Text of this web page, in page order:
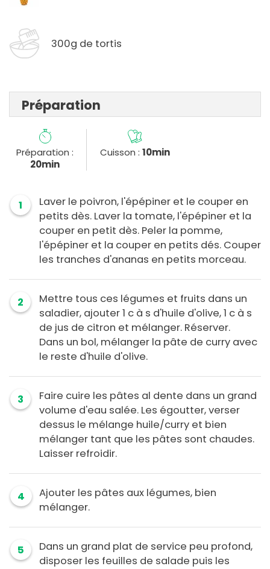
300g de tortis
Préparation
Préparation :
20min
Cuisson : 10min
1
Laver le poivron, l'épépiner et le couper en
petits dès. Laver la tomate, l'épépiner et la
couper en petit dès. Peler la pomme,
l'épépiner et la couper en petits dés. Couper
les tranches d'ananas en petits morceau.
2
Mettre tous ces légumes et fruits dans un
saladier, ajouter 1 c à s d'huile d'olive, 1 c à s
de jus de citron et mélanger. Réserver.
Dans un bol, mélanger la pâte de curry avec
le reste d'huile d'olive.
3
Faire cuire les pâtes al dente dans un grand
volume d'eau salée. Les égoutter, verser
dessus le mélange huile/curry et bien
mélanger tant que les pâtes sont chaudes.
Laisser refroidir.
4
Ajouter les pâtes aux légumes, bien
mélanger.
5
Dans un grand plat de service peu profond,
disposer les feuilles de salade puis les